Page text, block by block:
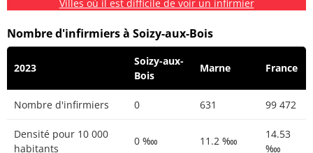
Villes où il est difficile de voir un infirmier
Nombre d'infirmiers à Soizy-aux-Bois
2023
Soizy-aux-
Bois
Marne France
Nombre d'infirmiers 0 631 99 472
Densité pour 10 000
habitants
0 ‱ 11.2 ‱
14.53
‱